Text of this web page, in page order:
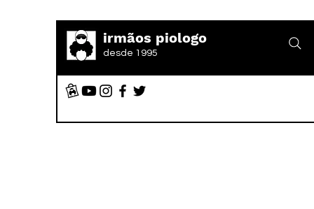
irmãos piologo
desde 1995